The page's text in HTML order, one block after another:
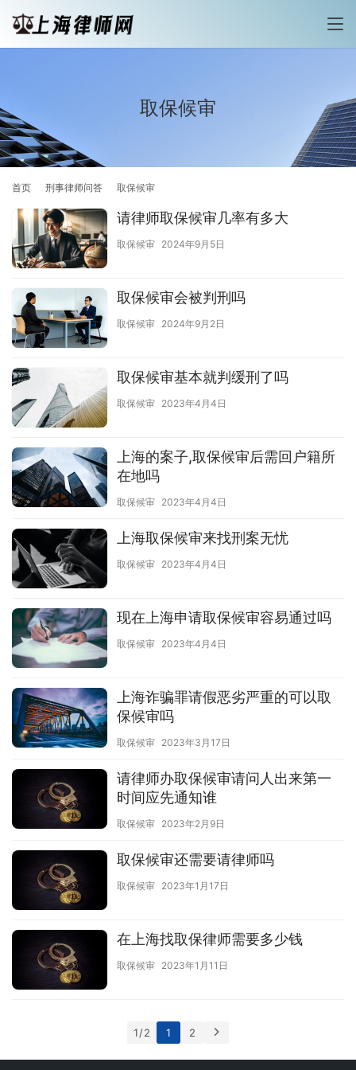
取保候审
首页 刑事律师问答 取保候审
请律师取保候审几率有多大
取保候审 2024年9月5日
取保候审会被判刑吗
取保候审 2024年9月2日
取保候审基本就判缓刑了吗
取保候审 2023年4月4日
上海的案子,取保候审后需回户籍所
在地吗
取保候审 2023年4月4日
上海取保候审来找刑案无忧
取保候审 2023年4月4日
现在上海申请取保候审容易通过吗
取保候审 2023年4月4日
上海诈骗罪请假恶劣严重的可以取
保候审吗
取保候审 2023年3月17日
请律师办取保候审请问人出来第一
时间应先通知谁
取保候审 2023年2月9日
取保候审还需要请律师吗
取保候审 2023年1月17日
在上海找取保律师需要多少钱
取保候审 2023年1月11日
1 / 2 1 2